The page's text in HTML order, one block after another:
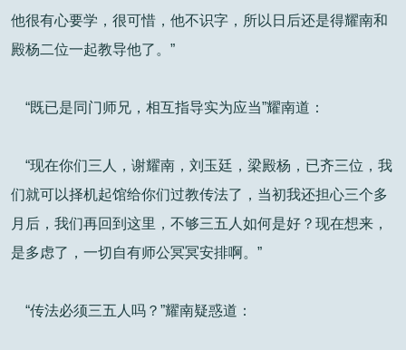
他很有心要学，很可惜，他不识字，所以日后还是得耀南和
殿杨二位一起教导他了。”
“既已是同门师兄，相互指导实为应当”耀南道：
“现在你们三人，谢耀南，刘玉廷，梁殿杨，已齐三位，我
们就可以择机起馆给你们过教传法了，当初我还担心三个多
月后，我们再回到这里，不够三五人如何是好？现在想来，
是多虑了，一切自有师公冥冥安排啊。”
“传法必须三五人吗？”耀南疑惑道：